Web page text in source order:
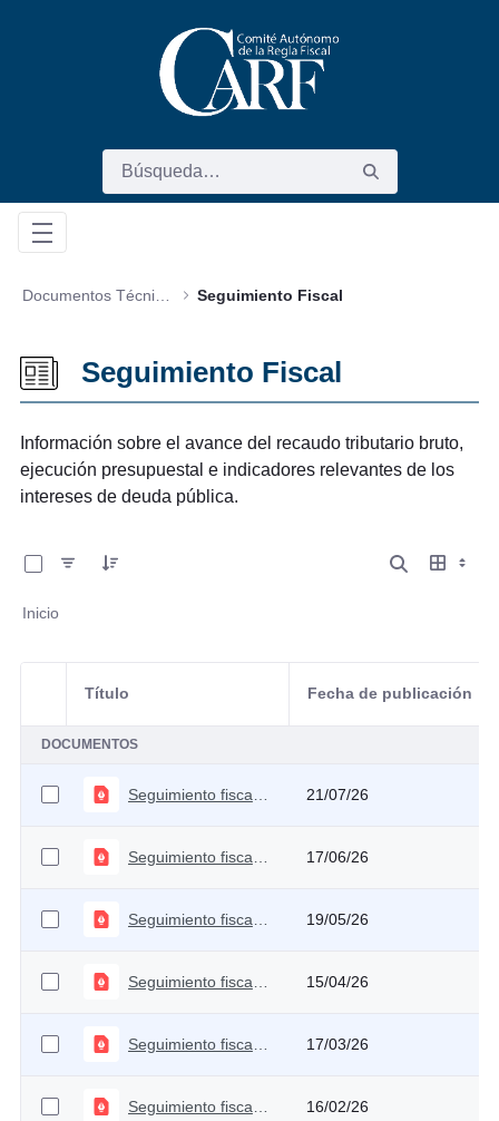
Documentos Técnicos Seguimiento Fiscal
Seguimiento Fiscal
Información sobre el avance del recaudo tributario bruto,
ejecución presupuestal e indicadores relevantes de los
intereses de deuda pública.
Inicio
Selección del elemento
Título Fecha de publicación
DOCUMENTOS
21/07/26
17/06/26
19/05/26
15/04/26
17/03/26
16/02/26